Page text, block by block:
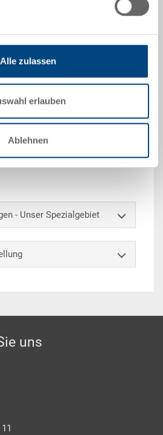
Alle zulassen
erlauben
Ablehnen
PS ESD, Oberflächenwiderstand
mm, 2 Fasen 32x45° und 2
- Unser Spezialgebiet
uns